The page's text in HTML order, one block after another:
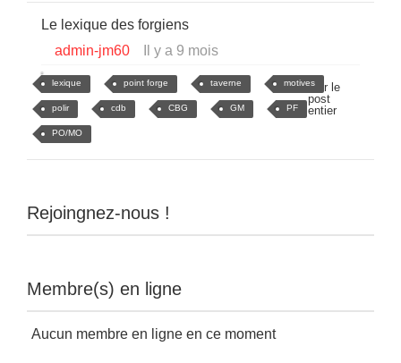
Le lexique des forgiens
admin-jm60
Il y a 9 mois
lexique point forge taverne motives
polir cdb CBG GM PF
PO/MO
Voir le
post
entier
Rejoingnez-nous !
Membre(s) en ligne
Aucun membre en ligne en ce moment